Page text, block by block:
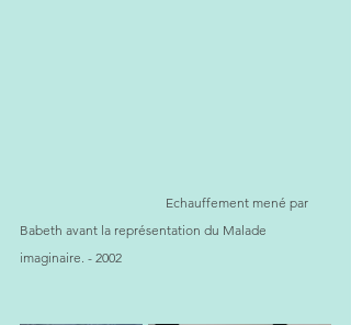
                                       Echauffement mené par
Babeth avant la représentation du Malade
imaginaire. - 2002